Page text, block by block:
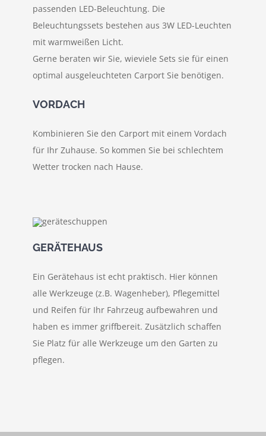
passenden LED-Beleuchtung. Die
Beleuchtungssets bestehen aus 3W LED-Leuchten
mit warmweißen Licht.
Gerne beraten wir Sie, wieviele Sets sie für einen
optimal ausgeleuchteten Carport Sie benötigen.
VORDACH
Kombinieren Sie den Carport mit einem Vordach
für Ihr Zuhause. So kommen Sie bei schlechtem
Wetter trocken nach Hause.
GERÄTEHAUS
Ein Gerätehaus ist echt praktisch. Hier können
alle Werkzeuge (z.B. Wagenheber), Pflegemittel
und Reifen für Ihr Fahrzeug aufbewahren und
haben es immer griffbereit. Zusätzlich schaffen
Sie Platz für alle Werkzeuge um den Garten zu
pflegen.